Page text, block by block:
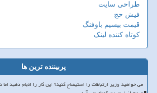
طراحی سایت
فیش حج
قیمت بیسیم باوفنگ
کوتاه کننده لینک
پربیننده ترین ها
می خواهید وزیر ارتباطات را استیضاح کنید؟ این کار را انجام دهید